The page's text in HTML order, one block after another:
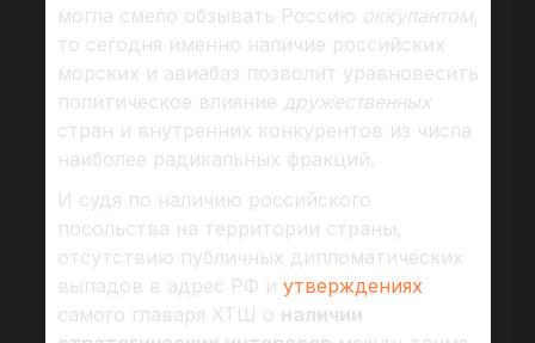
могла смело обзывать Россию оккупантом,
то сегодня именно наличие российских
морских и авиабаз позволит уравновесить
политическое влияние дружественных
стран и внутренних конкурентов из числа
наиболее радикальных фракций.
И судя по наличию российского
посольства на территории страны,
отсутствию публичных дипломатических
выпадов в адрес РФ и утверждениях
самого главаря ХТШ о наличии